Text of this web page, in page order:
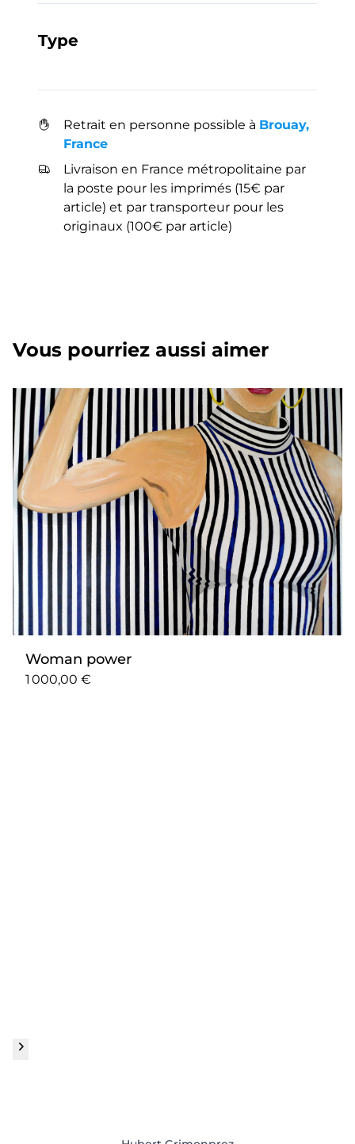
Type
Retrait en personne possible à Brouay,
France
Livraison en France métropolitaine par
la poste pour les imprimés (15€ par
article) et par transporteur pour les
originaux (100€ par article)
Vous pourriez aussi aimer
Woman power
1 000,00 €